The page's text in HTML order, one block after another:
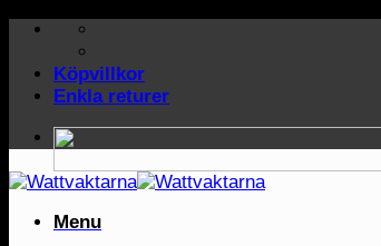
Skip
contentKöpvillkor
Enkla returer
Menu